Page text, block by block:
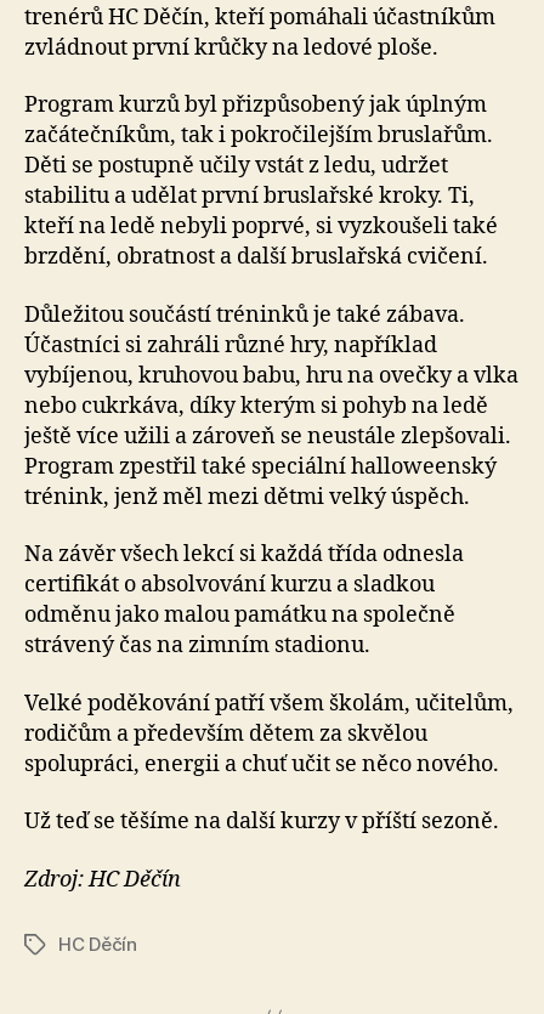
trenérů HC Děčín, kteří pomáhali účastníkům
zvládnout první krůčky na ledové ploše.
Program kurzů byl přizpůsobený jak úplným
začátečníkům, tak i pokročilejším bruslařům.
Děti se postupně učily vstát z ledu, udržet
stabilitu a udělat první bruslařské kroky. Ti,
kteří na ledě nebyli poprvé, si vyzkoušeli také
brzdění, obratnost a další bruslařská cvičení.
Důležitou součástí tréninků je také zábava.
Účastníci si zahráli různé hry, například
vybíjenou, kruhovou babu, hru na ovečky a vlka
nebo cukrkáva, díky kterým si pohyb na ledě
ještě více užili a zároveň se neustále zlepšovali.
Program zpestřil také speciální halloweenský
trénink, jenž měl mezi dětmi velký úspěch.
Na závěr všech lekcí si každá třída odnesla
certifikát o absolvování kurzu a sladkou
odměnu jako malou památku na společně
strávený čas na zimním stadionu.
Velké poděkování patří všem školám, učitelům,
rodičům a především dětem za skvělou
spolupráci, energii a chuť učit se něco nového.
Už teď se těšíme na další kurzy v příští sezoně.
Zdroj: HC Děčín
ŠtítkyHC Děčín